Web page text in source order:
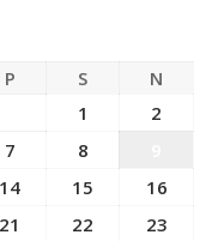
P S
N
1
2
7 8
14 15
16
21 22
23